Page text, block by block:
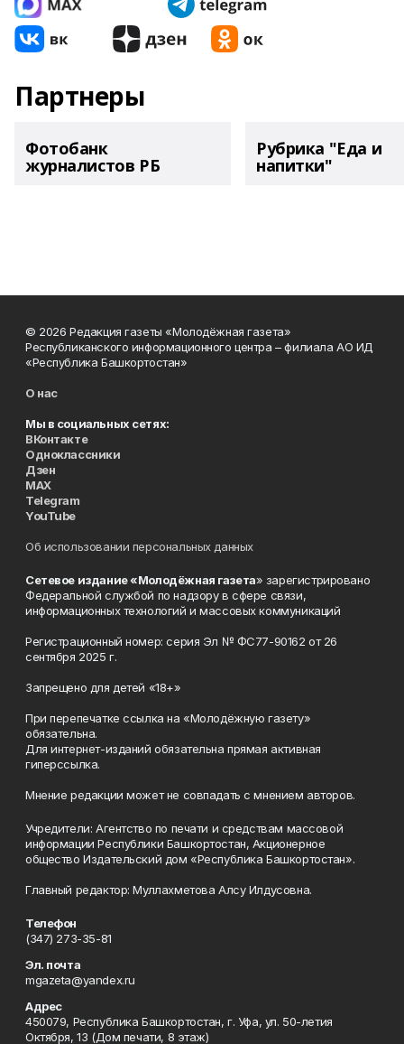
Партнеры
Фотобанк
журналистов РБ
Рубрика "Еда и
напитки"
© 2026 Редакция газеты «Молодёжная газета»
Республиканского информационного центра – филиала АО ИД
«Республика Башкортостан»
О нас
Мы в социальных сетях:
ВКонтакте
Одноклассники
Дзен
MAX
Telegram
YouTube
Об использовании персональных данных
Сетевое издание «Молодёжная газета» зарегистрировано
Федеральной службой по надзору в сфере связи,
информационных технологий и массовых коммуникаций
Регистрационный номер: серия Эл № ФС77-90162 от 26
сентября 2025 г.
Запрещено для детей «18+»
При перепечатке ссылка на «Молодёжную газету»
обязательна.
Для интернет-изданий обязательна прямая активная
гиперссылка.
Мнение редакции может не совпадать с мнением авторов.
Учредители: Агентство по печати и средствам массовой
информации Республики Башкортостан, Акционерное
общество Издательский дом «Республика Башкортостан».
Главный редактор: Муллахметова Алсу Илдусовна.
Телефон
(347) 273-35-81
Эл. почта
mgazeta@yandex.ru
Адрес
450079, Республика Башкортостан, г. Уфа, ул. 50-летия
Октября, 13 (Дом печати, 8 этаж)